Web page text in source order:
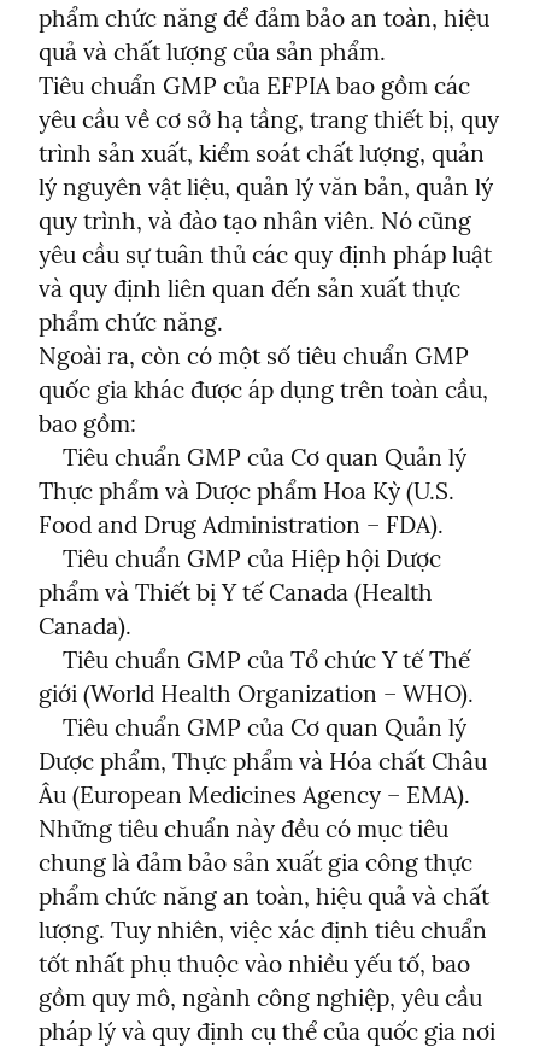
phẩm chức năng để đảm bảo an toàn, hiệu
quả và chất lượng của sản phẩm.
Tiêu chuẩn GMP của EFPIA bao gồm các
yêu cầu về cơ sở hạ tầng, trang thiết bị, quy
trình sản xuất, kiểm soát chất lượng, quản
lý nguyên vật liệu, quản lý văn bản, quản lý
quy trình, và đào tạo nhân viên. Nó cũng
yêu cầu sự tuân thủ các quy định pháp luật
và quy định liên quan đến sản xuất thực
phẩm chức năng.
Ngoài ra, còn có một số tiêu chuẩn GMP
quốc gia khác được áp dụng trên toàn cầu,
bao gồm:
Thực phẩm và Dược phẩm Hoa Kỳ (U.S.
Food and Drug Administration – FDA).
phẩm và Thiết bị Y tế Canada (Health
Canada).
giới (World Health Organization – WHO).
Dược phẩm, Thực phẩm và Hóa chất Châu
Âu (European Medicines Agency – EMA).
Những tiêu chuẩn này đều có mục tiêu
chung là đảm bảo sản xuất gia công thực
phẩm chức năng an toàn, hiệu quả và chất
lượng. Tuy nhiên, việc xác định tiêu chuẩn
tốt nhất phụ thuộc vào nhiều yếu tố, bao
gồm quy mô, ngành công nghiệp, yêu cầu
pháp lý và quy định cụ thể của quốc gia nơi